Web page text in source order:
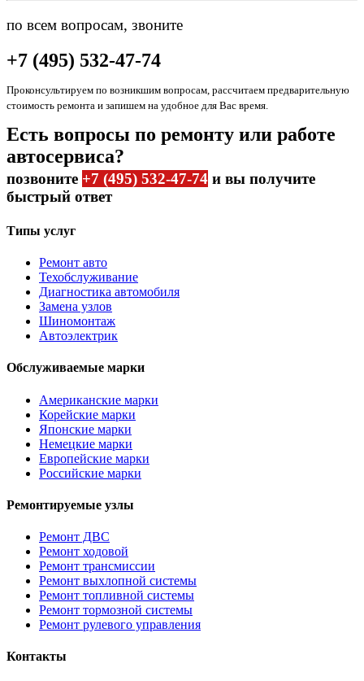
по всем вопросам, звоните
+7 (495) 532-47-74
Проконсультируем по возникшим вопросам, рассчитаем предварительную
стоимость ремонта и запишем на удобное для Вас время.
Есть вопросы по ремонту или работе
автосервиса?
позвоните +7 (495) 532-47-74 и вы получите
быстрый ответ
Типы услуг
Ремонт авто
Техобслуживание
Диагностика автомобиля
Замена узлов
Шиномонтаж
Автоэлектрик
Обслуживаемые марки
Американские марки
Корейские марки
Японские марки
Немецкие марки
Европейские марки
Российские марки
Ремонтируемые узлы
Ремонт ДВС
Ремонт ходовой
Ремонт трансмиссии
Ремонт выхлопной системы
Ремонт топливной системы
Ремонт тормозной системы
Ремонт рулевого управления
Контакты